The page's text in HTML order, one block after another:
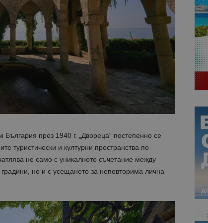
през 1940 г. „Двореца“ постепенно се
туристически и културни пространства по
не само с уникалното съчетание между
но и с усещането за неповторима лична